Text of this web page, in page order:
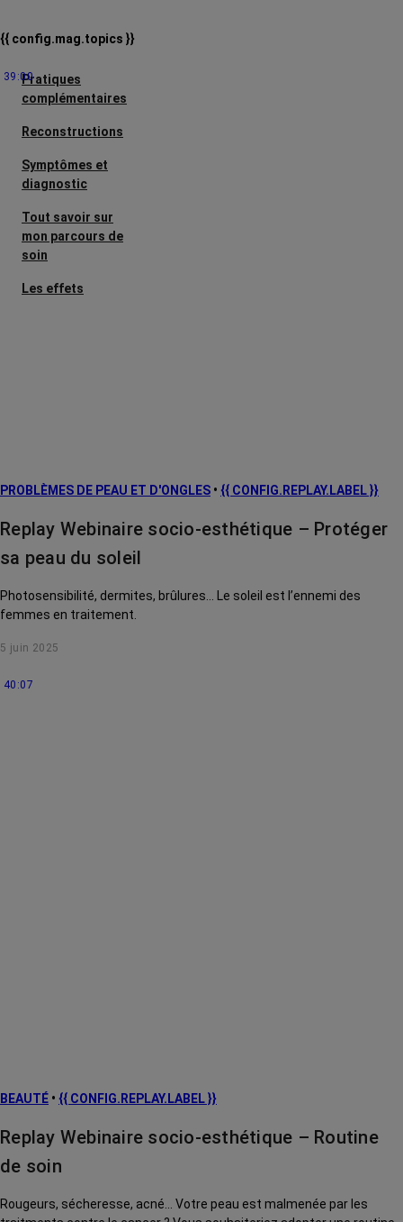
{{ config.mag.topics }}
Pratiques
complémentaires
Reconstructions
Symptômes et
diagnostic
Tout savoir sur
mon parcours de
soin
Les effets
Traitements
La vie autour
39:00
PROBLÈMES DE PEAU ET D'ONGLES • {{ CONFIG.REPLAY.LABEL }}
Replay Webinaire socio-esthétique – Protéger
sa peau du soleil
Photosensibilité, dermites, brûlures... Le soleil est l’ennemi des
femmes en traitement.
5 juin 2025
40:07
BEAUTÉ • {{ CONFIG.REPLAY.LABEL }}
Replay Webinaire socio-esthétique – Routine
de soin
Rougeurs, sécheresse, acné... Votre peau est malmenée par les